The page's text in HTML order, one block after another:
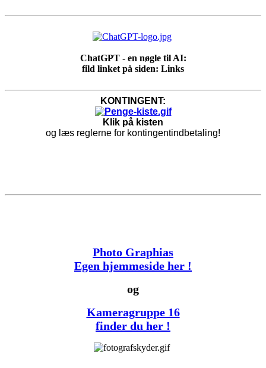
ChatGPT - en nøgle til AI:
fild linket på siden: Links
KONTINGENT:
Klik på kisten
og læs reglerne for kontingentindbetaling!
Photo Graphias
Egen hjemmeside her !
og
Kameragruppe 16
finder du her !